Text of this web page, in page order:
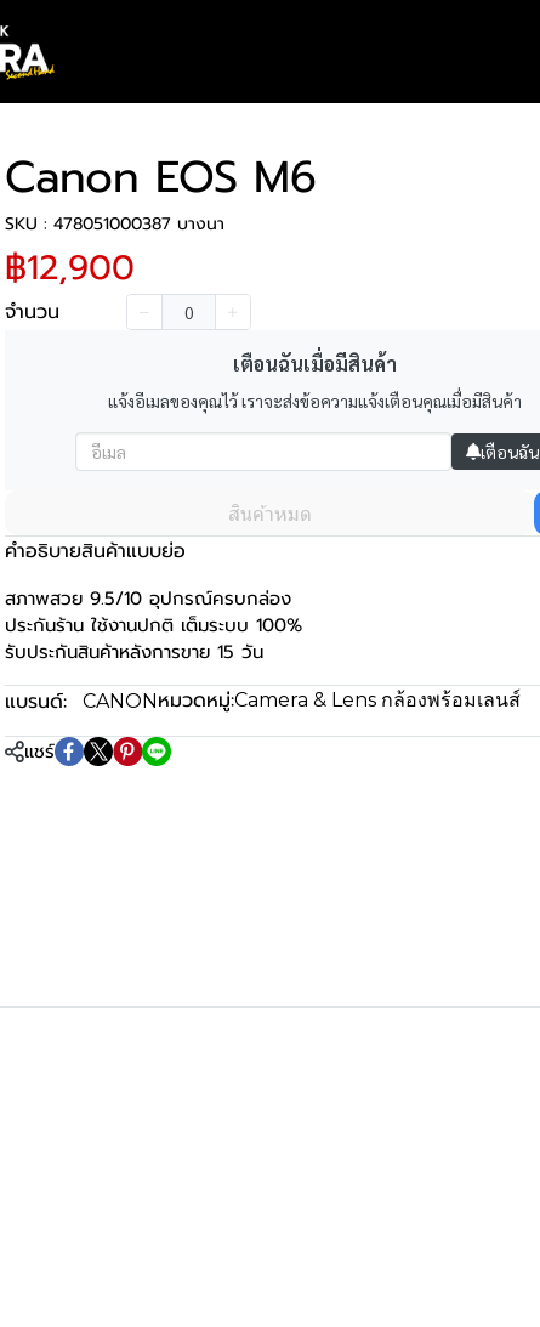
Canon EOS M6
SKU : 478051000387 บางนา
฿12,900
จำนวน
เตือนฉันเมื่อมีสินค้า
แจ้งอีเมลของคุณไว้ เราจะส่งข้อความแจ้งเตือนคุณเมื่อมีสินค้า
เตือนฉัน
สินค้าหมด
คำอธิบายสินค้าแบบย่อ
สภาพสวย 9.5/10 อุปกรณ์ครบกล่อง
ประกันร้าน ใช้งานปกติ เต็มระบบ 100%
รับประกันสินค้าหลังการขาย 15 วัน
แบรนด์: CANONหมวดหมู่:Camera & Lens กล้องพร้อมเลนส์
แชร์